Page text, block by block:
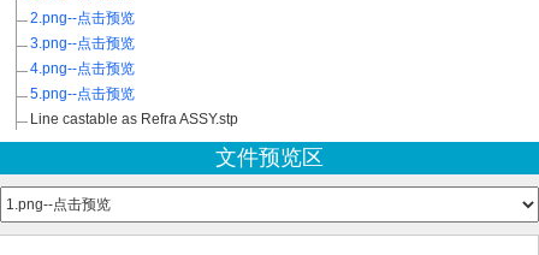
2.png--点击预览
3.png--点击预览
4.png--点击预览
5.png--点击预览
Line castable as Refra ASSY.stp
文件预览区